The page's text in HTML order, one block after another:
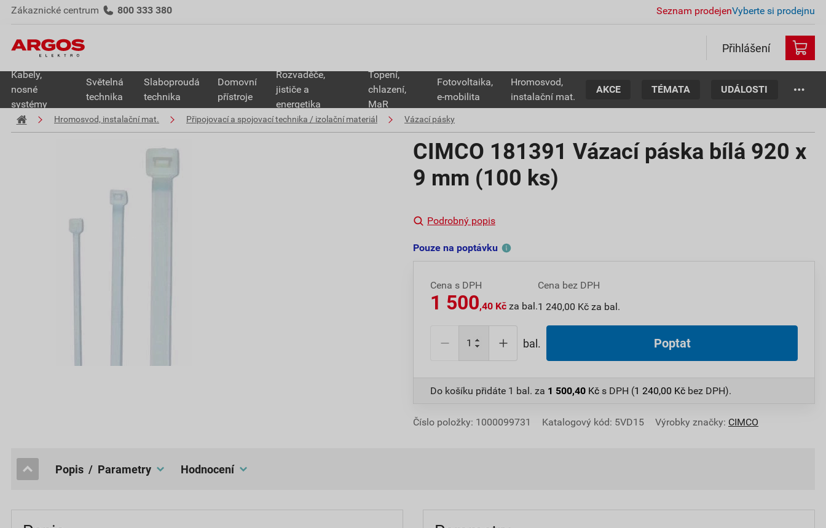
Zákaznické centrum 800 333 380 Seznam prodejenVyberte si prodejnu
Přihlášení
Kabely,
nosné
systémy
Světelná
technika
Slaboproudá
technika
Domovní
přístroje
Rozvaděče,
jističe a
energetika
Topení,
chlazení,
MaR
Fotovoltaika,
e-mobilita
Hromosvod,
instalační mat.
AKCE TÉMATA UDÁLOSTI
Hromosvod, instalační mat. Připojovací a spojovací technika / izolační materiál Vázací pásky
CIMCO 181391 Vázací páska bílá 920 x
9 mm (100 ks)
Podrobný popis
Pouze na poptávku
Cena s DPH
1 500,40 Kč za bal.
Cena bez DPH
1 240,00 Kč za bal.
bal. Poptat
Do košíku přidáte 1 bal. za 1 500,40 Kč s DPH (1 240,00 Kč bez DPH).
Číslo položky: 1000099731 Katalogový kód: 5VD15 Výrobky značky: CIMCO
popis / Parametry hodnocení